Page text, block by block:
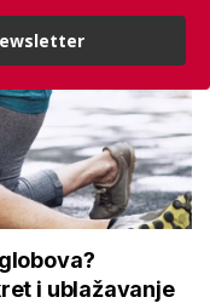
i ublažavanje